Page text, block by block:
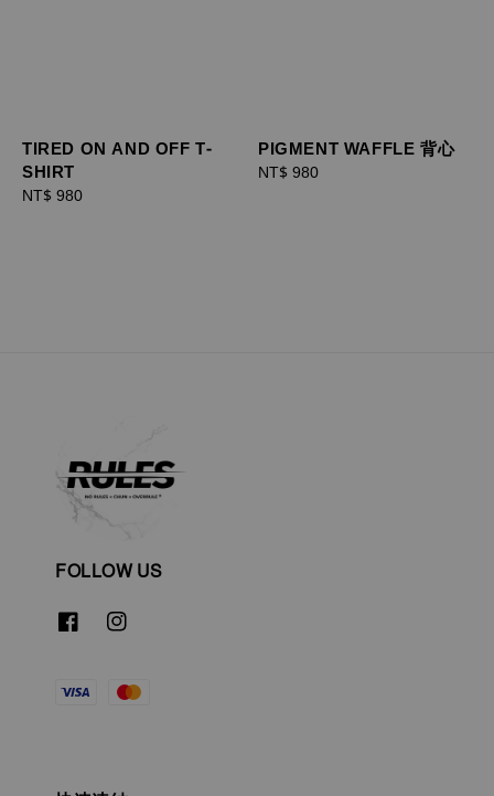
TIRED ON AND OFF T-
SHIRT
Regular
NT$ 980
PIGMENT WAFFLE 背心
Regular
NT$ 980
FOLLOW US